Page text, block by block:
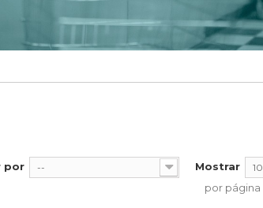
por -- Mostrar 10
por página